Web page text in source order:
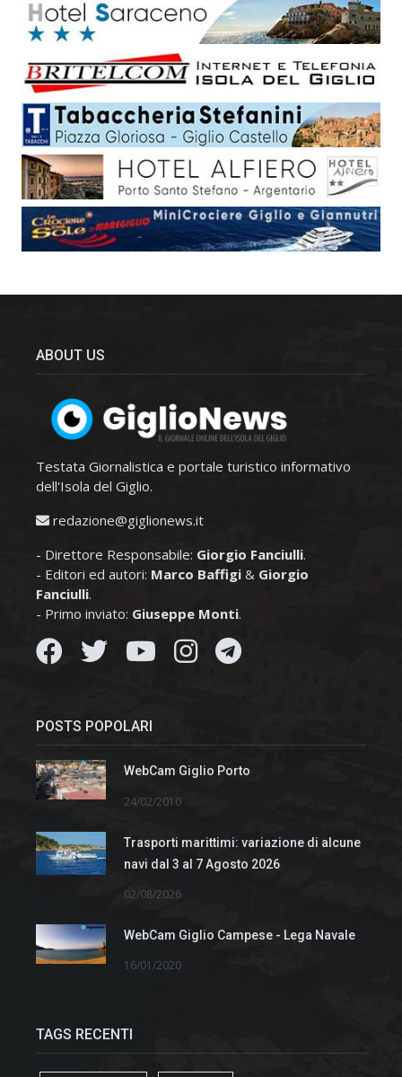
ABOUT US
Testata Giornalistica e portale turistico informativo
dell'Isola del Giglio.
redazione@giglionews.it
- Direttore Responsabile: Giorgio Fanciulli.
- Editori ed autori: Marco Baffigi & Giorgio
Fanciulli.
- Primo inviato: Giuseppe Monti.
POSTS POPOLARI
WebCam Giglio Porto
24/02/2010
Trasporti marittimi: variazione di alcune
navi dal 3 al 7 Agosto 2026
02/08/2026
WebCam Giglio Campese - Lega Navale
16/01/2020
TAGS RECENTI